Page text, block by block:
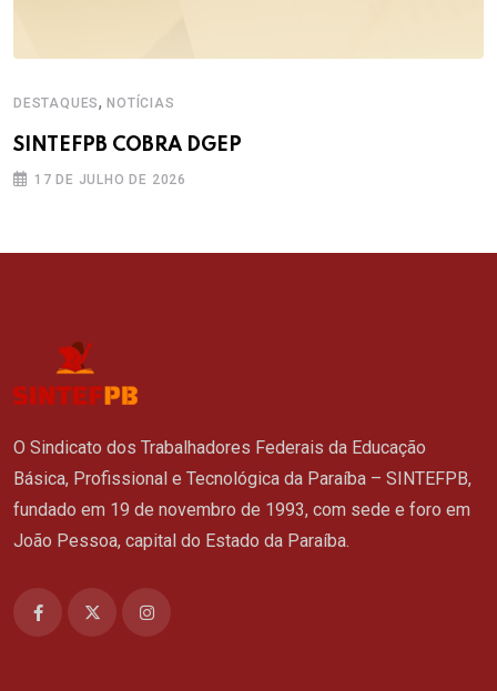
DESTAQUES,NOTÍCIAS
SINTEFPB COBRA DGEP
17 DE JULHO DE 2026
O Sindicato dos Trabalhadores Federais da Educação
Básica, Profissional e Tecnológica da Paraíba – SINTEFPB,
fundado em 19 de novembro de 1993, com sede e foro em
João Pessoa, capital do Estado da Paraíba.